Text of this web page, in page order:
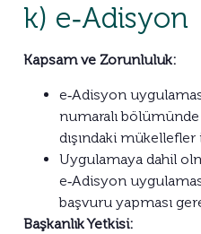
k) e‑Adisyon
Kapsam ve Zorunluluk:
e‑Adisyon
numaralı
dışındaki mükellefler
Uygulamaya dahil
e‑Adisyon
başvuru yapması
Başkanlık Yetkisi: